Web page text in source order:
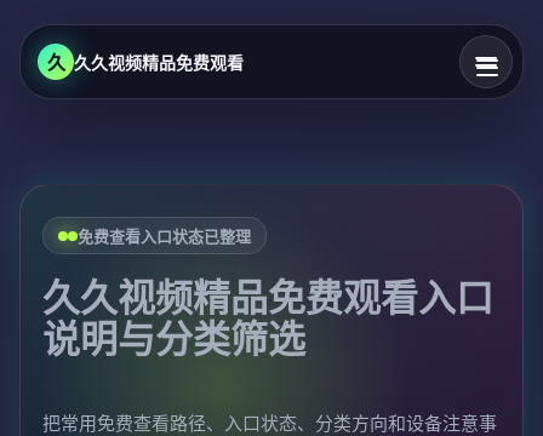
久 久久视频精品免费观看
免费查看入口状态已整理
久久视频精品免费观看入口
说明与分类筛选
把常用免费查看路径、入口状态、分类方向和设备注意事